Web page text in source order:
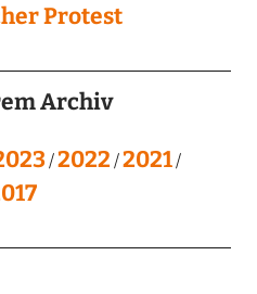
Protest
Archiv
2022 2021